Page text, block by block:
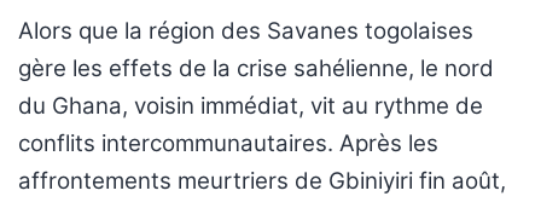
Alors que la région des Savanes togolaises
gère les effets de la crise sahélienne, le nord
du Ghana, voisin immédiat, vit au rythme de
conflits intercommunautaires. Après les
affrontements meurtriers de Gbiniyiri fin août,